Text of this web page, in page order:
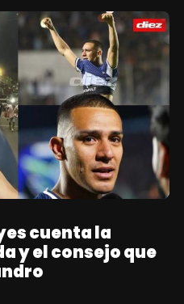
cuenta la
y el consejo que